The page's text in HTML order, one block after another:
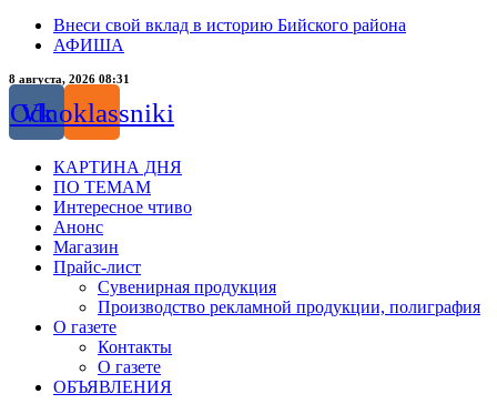
Внеси свой вклад в историю Бийского района
АФИША
8 августа, 2026 08:31
Vk
Odnoklassniki
КАРТИНА ДНЯ
ПО ТЕМАМ
Интересное чтиво
Анонс
Магазин
Прайс-лист
Сувенирная продукция
Производство рекламной продукции, полиграфия
О газете
Контакты
О газете
ОБЪЯВЛЕНИЯ